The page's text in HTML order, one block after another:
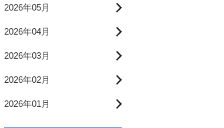
2026年05月
2026年04月
2026年03月
2026年02月
2026年01月